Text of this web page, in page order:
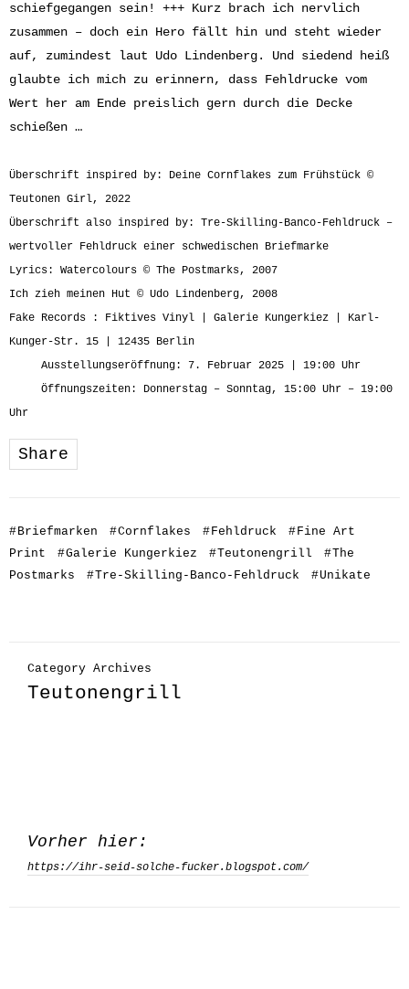
schiefgegangen sein! +++ Kurz brach ich nervlich
zusammen – doch ein Hero fällt hin und steht wieder
auf, zumindest laut Udo Lindenberg. Und siedend heiß
glaubte ich mich zu erinnern, dass Fehldrucke vom
Wert her am Ende preislich gern durch die Decke
schießen …
Überschrift inspired by: Deine Cornflakes zum Frühstück ©
Teutonen Girl, 2022
Überschrift also inspired by: Tre-Skilling-Banco-Fehldruck –
wertvoller Fehldruck einer schwedischen Briefmarke
Lyrics: Watercolours © The Postmarks, 2007
Ich zieh meinen Hut © Udo Lindenberg, 2008
Fake Records : Fiktives Vinyl | Galerie Kungerkiez | Karl-
Kunger-Str. 15 | 12435 Berlin
Ausstellungseröffnung: 7. Februar 2025 | 19:00 Uhr
Öffnungszeiten: Donnerstag – Sonntag, 15:00 Uhr – 19:00
Uhr
Share
#Briefmarken #Cornflakes #Fehldruck #Fine Art
Print
#Galerie Kungerkiez #Teutonengrill #The
Postmarks
#Tre-Skilling-Banco-Fehldruck #Unikate
Category Archives
Teutonengrill
Vorher hier:
https://ihr-seid-solche-fucker.blogspot.com/